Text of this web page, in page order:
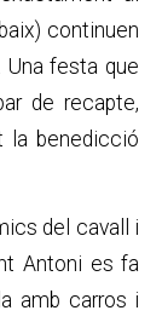
continuen
festa que
de recapte,
la benedicció
del cavall i
Antoni es fa
amb carros i